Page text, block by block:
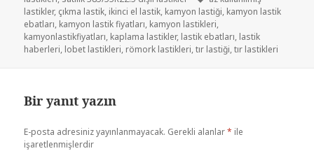
lastikler, çıkma lastik, ikinci el lastik, kamyon lastiği, kamyon lastik
ebatları, kamyon lastik fiyatları, kamyon lastikleri,
kamyonlastikfiyatları, kaplama lastikler, lastik ebatları, lastik
haberleri, lobet lastikleri, römork lastikleri,tır lastiği,tır lastikleri
Bir yanıt yazın
E-posta adresiniz yayınlanmayacak. Gerekli alanlar* ile
işaretlenmişlerdir